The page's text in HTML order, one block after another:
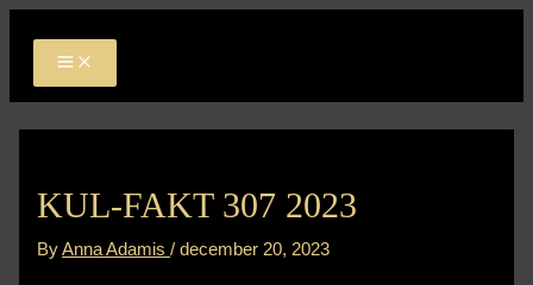
Skip
KUL-FAKT 307 2023
ByAnna Adamis/december 20, 2023
Bejegyzés